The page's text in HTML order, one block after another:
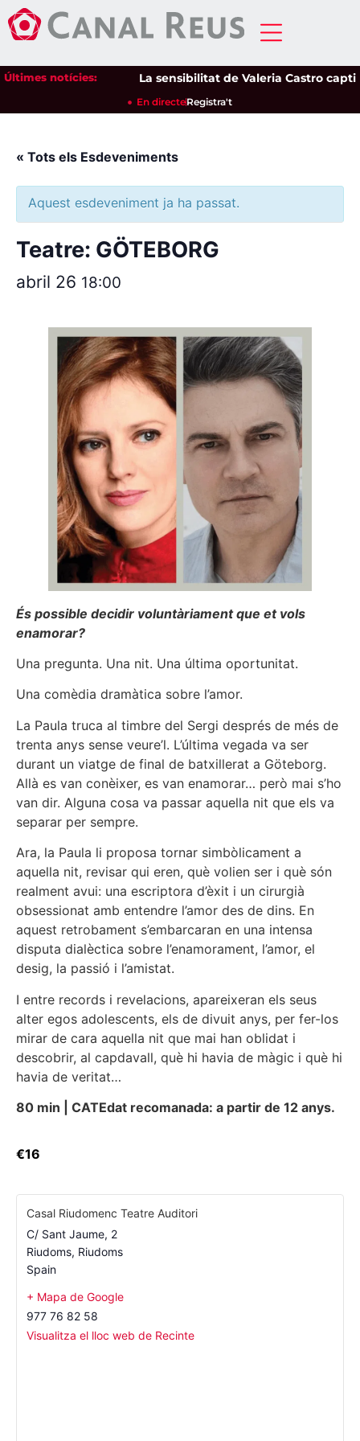
Últimes notícies: La sensibilitat de Valeria Castro
En directeRegistra't
« Tots els Esdeveniments
Aquest esdeveniment ja ha passat.
Teatre: GÖTEBORG
abril 26 18:00
És possible decidir voluntàriament que et vols
enamorar?
Una pregunta. Una nit. Una última oportunitat.
Una comèdia dramàtica sobre l’amor.
La Paula truca al timbre del Sergi després de més de
trenta anys sense veure’l. L’última vegada va ser
durant un viatge de final de batxillerat a Göteborg.
Allà es van conèixer, es van enamorar… però mai s’ho
van dir. Alguna cosa va passar aquella nit que els va
separar per sempre.
Ara, la Paula li proposa tornar simbòlicament a
aquella nit, revisar qui eren, què volien ser i què són
realment avui: una escriptora d’èxit i un cirurgià
obsessionat amb entendre l’amor des de dins. En
aquest retrobament s’embarcaran en una intensa
disputa dialèctica sobre l’enamorament, l’amor, el
desig, la passió i l’amistat.
I entre records i revelacions, apareixeran els seus
alter egos adolescents, els de divuit anys, per fer-los
mirar de cara aquella nit que mai han oblidat i
descobrir, al capdavall, què hi havia de màgic i què hi
havia de veritat…
80 min | CATEdat recomanada: a partir de 12 anys.
€16
Casal Riudomenc Teatre Auditori
C/ Sant Jaume, 2
Riudoms, Riudoms
Spain
+ Mapa de Google
977 76 82 58
Visualitza el lloc web de Recinte